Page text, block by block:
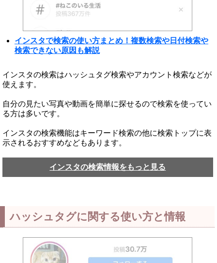
インスタで検索の使い方まとめ！複数検索や日付検索や
検索できない原因も解説
インスタの検索はハッシュタグ検索やアカウント検索などが
使えます。
自分の見たい写真や動画を簡単に探せるので検索を使ってい
る方は多いです。
インスタの検索機能はキーワード検索の他に検索トップに表
示されるおすすめなどもあります。
インスタの検索情報をもっと見る
ハッシュタグに関する使い方と情報